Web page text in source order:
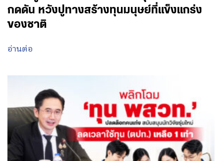
กดดัน หวังปูทางสร้างทุนมนุษย์ที่แข็งแกร่ง
ของชาติ
อ่านต่อ